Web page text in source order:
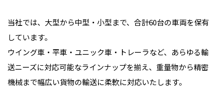
当社では、大型から中型・小型まで、合計60台の車両を保有
しています。
ウイング車・平車・ユニック車・トレーラなど、あらゆる輸
送ニーズに対応可能なラインナップを揃え、重量物から精密
機械まで幅広い貨物の輸送に柔軟に対応いたします。